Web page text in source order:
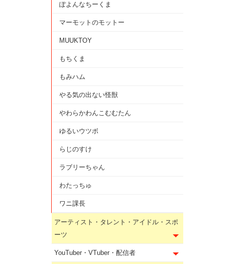
ぽよんなちーくま
マーモットのモットー
MUUKTOY
もちくま
もみハム
やる気の出ない怪獣
やわらかわんこむむたん
ゆるいウツボ
らじのすけ
ラブリーちゃん
わたっちゅ
ワニ課長
アーティスト・タレント・アイドル・スポ
ーツ
YouTuber・VTuber・配信者